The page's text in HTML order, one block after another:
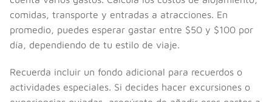
comidas, transporte y entradas a atracciones. En
promedio, puedes esperar gastar entre $50 y $100 por
día, dependiendo de tu estilo de viaje.
Recuerda incluir un fondo adicional para recuerdos o
actividades especiales. Si decides hacer excursiones o